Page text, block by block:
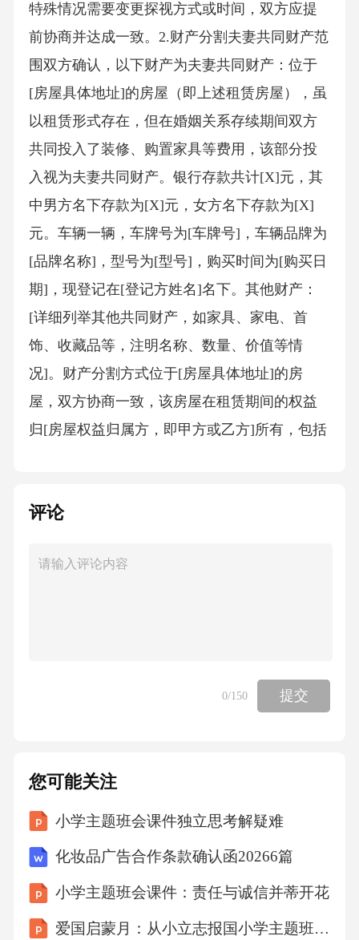
特殊情况需要变更探视方式或时间，双方应提
前协商并达成一致。2.财产分割夫妻共同财产范
围双方确认，以下财产为夫妻共同财产：位于
[房屋具体地址]的房屋（即上述租赁房屋），虽
以租赁形式存在，但在婚姻关系存续期间双方
共同投入了装修、购置家具等费用，该部分投
入视为夫妻共同财产。银行存款共计[X]元，其
中男方名下存款为[X]元，女方名下存款为[X]
元。车辆一辆，车牌号为[车牌号]，车辆品牌为
[品牌名称]，型号为[型号]，购买时间为[购买日
期]，现登记在[登记方姓名]名下。其他财产：
[详细列举其他共同财产，如家具、家电、首
饰、收藏品等，注明名称、数量、价值等情
况]。财产分割方式位于[房屋具体地址]的房
屋，双方协商一致，该房屋在租赁期间的权益
归[房屋权益归属方，即甲方或乙方]所有，包括
投入，按照各自承担比例进行分割，即甲方应
得[X]%。具体分割金额根据双方提供的相关票
甲方名下存款归甲方所有，乙方名下存款归乙
方所有。车辆一辆，车牌号为[车牌号]，车辆品
另一方应在本协议生效后的[X]日内协助办理车
辆过户手续。其他财产，按照双方协商一致的
方式进行分割：[详细说明各项财产的具体分割
方所有等]。债务承担夫妻关系存续期间的债
务，包括但不限于房贷、车贷、信用卡欠款、
评论
0/150 提交
您可能关注
小学主题班会课件独立思考解疑难
化妆品广告合作条款确认函20266篇
小学主题班会课件：责任与诚信并蒂开花
爱国启蒙月：从小立志报国小学主题班会课件